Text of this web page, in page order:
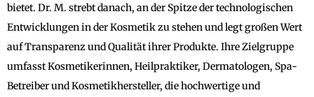
bietet. Dr. M. strebt danach, an der Spitze der technologischen
Entwicklungen in der Kosmetik zu stehen und legt großen Wert
auf Transparenz und Qualität ihrer Produkte. Ihre Zielgruppe
umfasst Kosmetikerinnen, Heilpraktiker, Dermatologen, Spa-
Betreiber und Kosmetikhersteller, die hochwertige und